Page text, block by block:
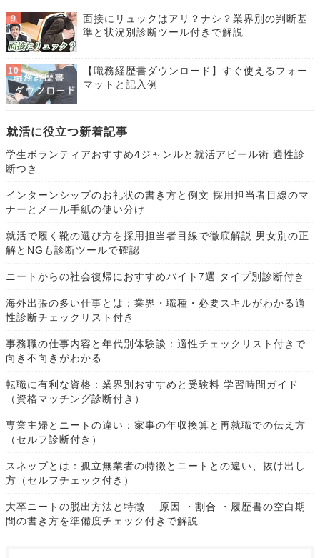
面接にリュックはアリ？ナシ？業界別の判断基
準と状況別診断ツール付きで解説
【職務経歴書ダウンロード】すぐ使えるフォー
マットと記入例
就活に役立つ新着記事
学生ボランティアおすすめ4ジャンルと就活アピール術 適性診
断つき
インターンシップのお礼状の書き方と例文 採用担当者目線のマ
ナーとメール手紙の使い分け
就活で履く靴の選び方を採用担当者目線で徹底解説 男女別の正
解とNGも診断ツールで確認
ニートからの社会復帰におすすめバイト7選 タイプ別診断付き
海外出張の多い仕事とは：業界・職種・必要スキルがわかる適
性診断チェックリスト付き
事務職の仕事内容と年代別体験談：適性チェックリスト付きで
向き不向きがわかる
転職に有利な資格：業界別おすすめと受験料 学習時間ガイド
（資格マッチング診断付き）
専業主婦とニートの違い：家事の年収換算と再就職での伝え方
（セルフ診断付き）
スネップとは：孤立無業者の特徴とニートとの違い、抜け出し
方（セルフチェック付き）
大卒ニートの脱出方法と特徴 原因 ・割合 ・履歴書の空白期
間の書き方を準備度チェック付きで解説